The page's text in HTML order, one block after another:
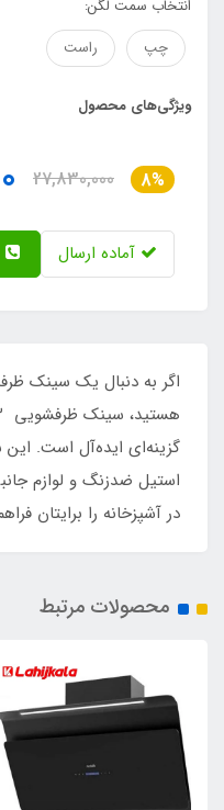
انتخاب سمت لگن:
چپ
راست
ویژگی‌های محصول
8%
27,830,000
آماده ارسال
اگر به دنبال یک سینک
گزینه‌ای ایده‌آل است.
استیل ضدزنگ و لوازم
در آشپزخانه را برایتان
محصولات مرتبط